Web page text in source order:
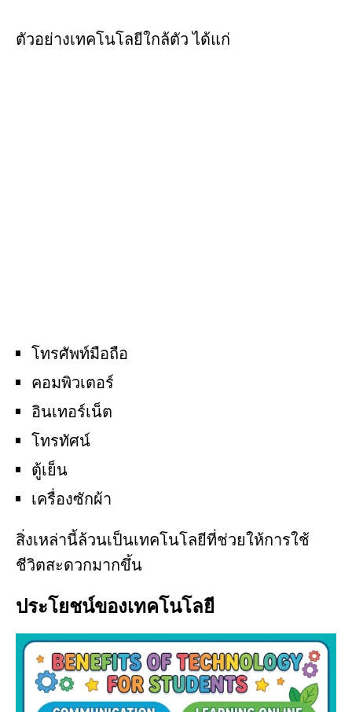
ตัวอย่างเทคโนโลยีใกล้ตัว ได้แก่
โทรศัพท์มือถือ
คอมพิวเตอร์
อินเทอร์เน็ต
โทรทัศน์
ตู้เย็น
เครื่องซักผ้า
สิ่งเหล่านี้ล้วนเป็นเทคโนโลยีที่ช่วยให้การใช้
ชีวิตสะดวกมากขึ้น
ประโยชน์ของเทคโนโลยี